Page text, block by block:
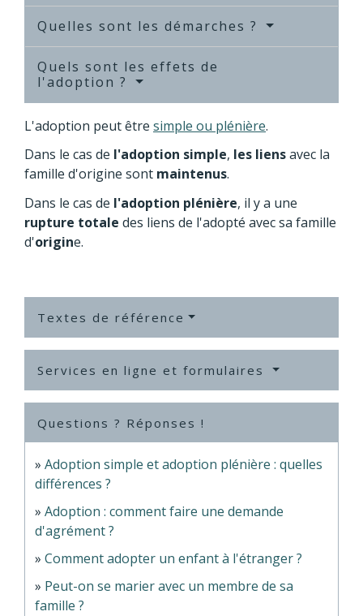
Quelles sont les démarches ?
Quels sont les effets de
l'adoption ?
L'adoption peut être simple ou plénière.
Dans le cas de l'adoption simple, les liensavec la
famille d'origine sont maintenus.
Dans le cas de l'adoption plénière, il y a une
rupture totale des liens de l'adopté avec sa famille
d'origine.
Textes de référence
Services en ligne et formulaires
Questions ? Réponses !
Adoption simple et adoption plénière : quelles
différences ?
Adoption : comment faire une demande
d'agrément ?
Comment adopter un enfant à l'étranger ?
Peut-on se marier avec un membre de sa
famille ?